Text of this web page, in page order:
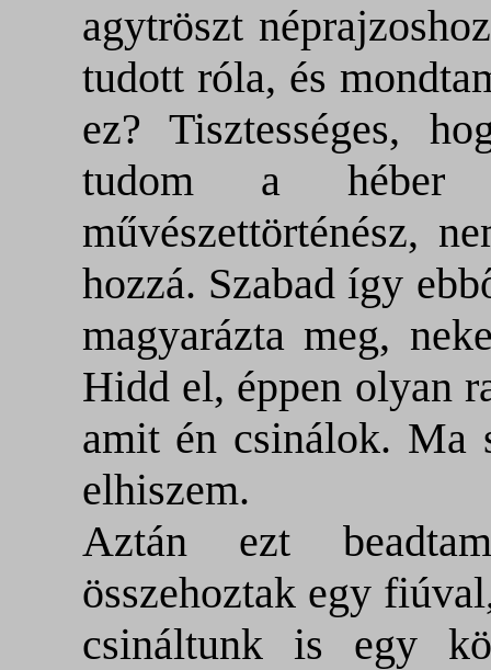
agytröszt
tudott róla, és
ez? Tisztességes,
tudom a héber
művészettörténész,
hozzá. Szabad így
magyarázta meg,
Hidd el, éppen olyan
amit én csinálok. Ma
elhiszem.
Aztán ezt
összehoztak egy
csináltunk is egy